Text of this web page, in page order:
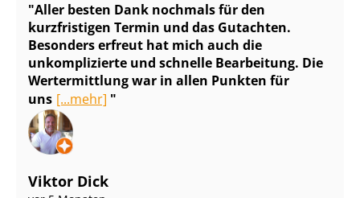
Aller besten Dank nochmals für den
kurzfristigen Termin und das Gutachten.
Besonders erfreut hat mich auch die
unkomplizierte und schnelle Bearbeitung. Die
Wertermittlung war in allen Punkten für
uns [...mehr]
Viktor Dick